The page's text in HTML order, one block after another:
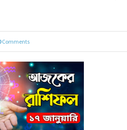
Comments